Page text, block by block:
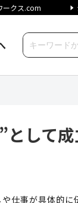
ークス.com
して
仕事が具体的